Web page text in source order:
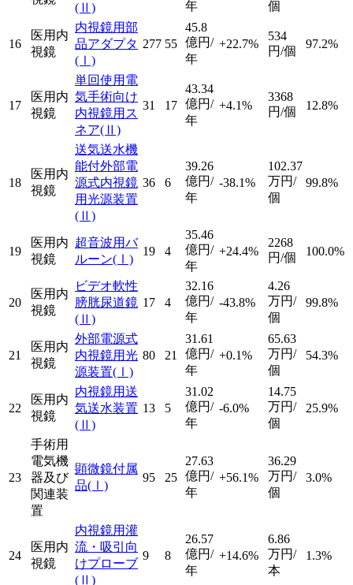
(Ⅱ) 年 個
16
医用内
視鏡
内視鏡用部
品アダプタ
(Ⅰ)
277 55
45.8
億円/
年
+22.7%
534
円/個
97.2%
17
医用内
視鏡
単回使用電
気手術向け
内視鏡用ス
ネア(Ⅱ)
31 17
43.34
億円/
年
+4.1%
3368
円/個
12.8%
18
医用内
視鏡
送気送水機
能付外部電
源式内視鏡
用光源装置
(Ⅱ)
36 6
39.26
億円/
年
-38.1%
102.37
万円/
個
99.8%
19
医用内
視鏡
超音波用バ
ルーン(Ⅰ)
19 4
35.46
億円/
年
+24.4%
2268
円/個
100.0%
20
医用内
視鏡
ビデオ軟性
膀胱尿道鏡
(Ⅱ)
17 4
32.16
億円/
年
-43.8%
4.26
万円/
個
99.8%
21
医用内
視鏡
外部電源式
内視鏡用光
源装置(Ⅰ)
80 21
31.61
億円/
年
+0.1%
65.63
万円/
個
54.3%
22
医用内
視鏡
内視鏡用送
気送水装置
(Ⅱ)
13 5
31.02
億円/
年
-6.0%
14.75
万円/
個
25.9%
23
手術用
電気機
器及び
関連装
置
顕微鏡付属
品(Ⅰ)
95 25
27.63
億円/
年
+56.1%
36.29
万円/
個
3.0%
24
医用内
視鏡
内視鏡用灌
流・吸引向
けプローブ
(Ⅱ)
9 8
26.57
億円/
年
+14.6%
6.86
万円/
本
1.3%